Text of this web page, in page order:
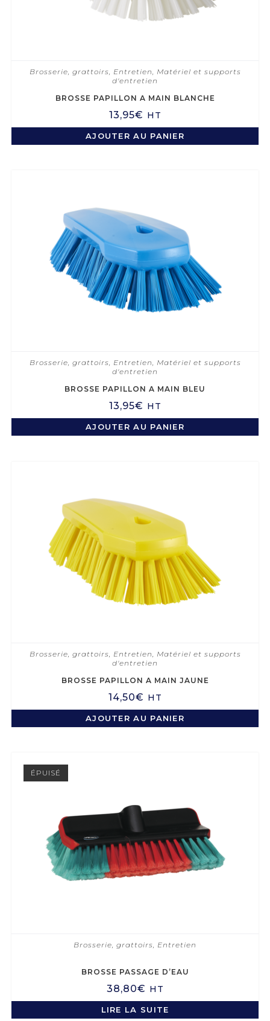
Brosserie, grattoirs Entretien
Matériel et supports
d'entretien
BROSSE PAPILLON A MAIN BLANCHE
13,95€ HT
AJOUTER AU PANIER
Brosserie, grattoirs, Entretien, Matériel et supports
d'entretien
BROSSE PAPILLON A MAIN BLEU
13,95€ HT
AJOUTER AU PANIER
Brosserie, grattoirs Entretien
Matériel et supports
d'entretien
BROSSE PAPILLON A MAIN JAUNE
14,50€ HT
AJOUTER AU PANIER
ÉPUISÉ
Brosserie, grattoirs, Entretien
BROSSE PASSAGE D’EAU
38,80€ HT
LIRE LA SUITE